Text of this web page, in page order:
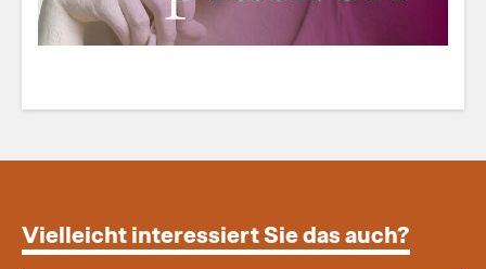
Vielleicht interessiert Sie das auch?